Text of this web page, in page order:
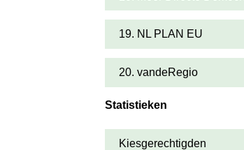
19. NL PLAN EU
20. vandeRegio
Statistieken
Kiesgerechtigden